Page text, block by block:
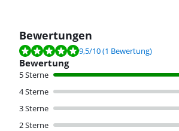
Bewertungen
Bewertet mit 9,5 von 10, basierend auf 1 Bewertung.
9,5/10(1 Bewertung)
Bewertung
5 Sterne
4 Sterne
3 Sterne
2 Sterne